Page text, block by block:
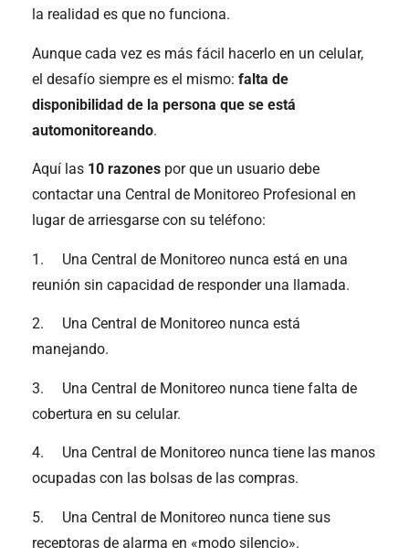
la realidad es que no funciona.
Aunque cada vez es más fácil hacerlo en un celular,
el desafío siempre es el mismo: falta de
disponibilidad de la persona que se está
automonitoreando.
Aquí las 10 razones por que un usuario debe
contactar una Central de Monitoreo Profesional en
lugar de arriesgarse con su teléfono:
1. Una Central de Monitoreo nunca está en una
reunión sin capacidad de responder una llamada.
2. Una Central de Monitoreo nunca está
manejando.
3. Una Central de Monitoreo nunca tiene falta de
cobertura en su celular.
4. Una Central de Monitoreo nunca tiene las manos
ocupadas con las bolsas de las compras.
5. Una Central de Monitoreo nunca tiene sus
receptoras de alarma en «modo silencio».